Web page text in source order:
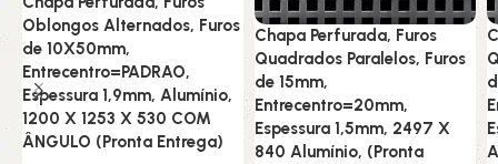
Oblongos Alternados, Furos
de 10X50mm,
Entrecentro=PADRAO,
Espessura 1,9mm, Alumínio,
1200 X 1253 X 530 COM
ÂNGULO (Pronta Entrega)
Chapa Perfurada, Furos
Quadrados Paralelos, Furos
de 15mm,
Entrecentro=20mm,
Espessura 1,5mm, 2497 X
840 Alumínio, (Pronta